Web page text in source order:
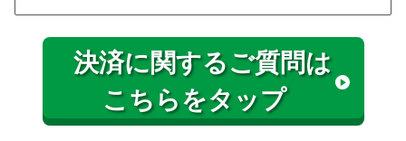
決済に関するご質問は
こちらをタップ